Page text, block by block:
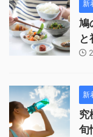
新
鳩
新
究
旬